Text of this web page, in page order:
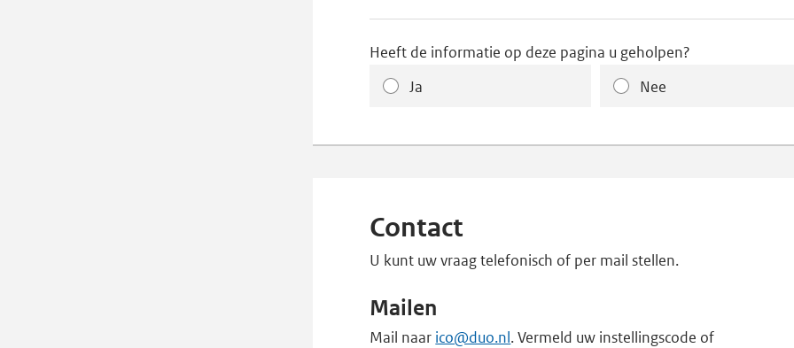
Heeft de informatie op deze pagina u geholpen?
Ja
Nee
Contact
U kunt uw vraag telefonisch of per mail stellen.
Mailen
Mail naar ico@duo.nl. Vermeld uw instellingscode of